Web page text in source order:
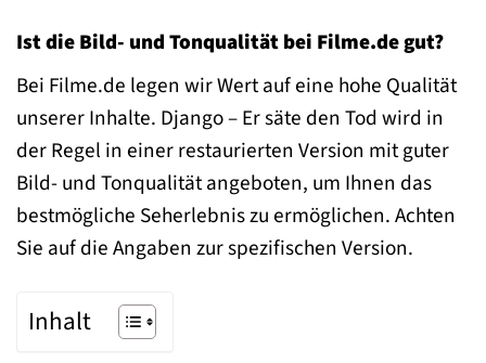
Ist die Bild- und Tonqualität bei Filme.de gut?
Bei Filme.de legen wir Wert auf eine hohe Qualität
unserer Inhalte. Django – Er säte den Tod wird in
der Regel in einer restaurierten Version mit guter
Bild- und Tonqualität angeboten, um Ihnen das
bestmögliche Seherlebnis zu ermöglichen. Achten
Sie auf die Angaben zur spezifischen Version.
Inhalt